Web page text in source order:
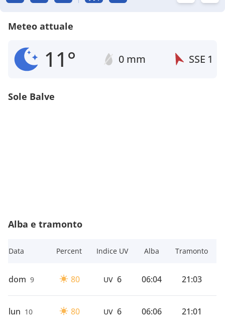
Meteo attuale
11° 0 mm SSE 1
Sole Balve
Alba e tramonto
Data Percent Indice UV Alba Tramonto
dom 9 80 UV 6 06:04 21:03
lun 10 80 UV 6 06:06 21:01